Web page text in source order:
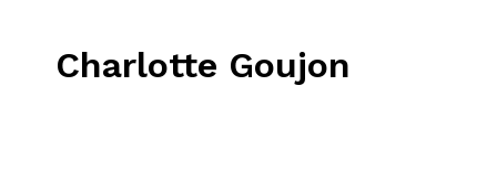
Charlotte Goujon